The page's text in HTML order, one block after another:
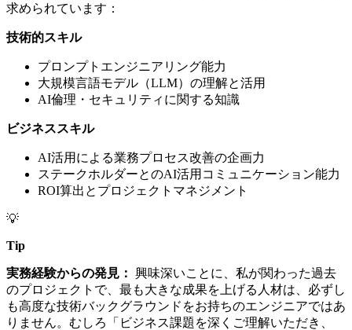
求められています：
技術的スキル
プロンプトエンジニアリング能力
大規模言語モデル（LLM）の理解と活用
AI倫理・セキュリティに関する知識
ビジネススキル
AI活用による業務プロセス改善の企画力
ステークホルダーとのAI活用コミュニケーション能力
ROI算出とプロジェクトマネジメント
💡
Tip
実務経験からの発見： 興味深いことに、私が関わった過去
のプロジェクトで、最も大きな成果を上げる人材は、必ずし
も高度な技術バックグラウンドをお持ちのエンジニアではあ
りません。むしろ「ビジネス課題を深くご理解いただき、